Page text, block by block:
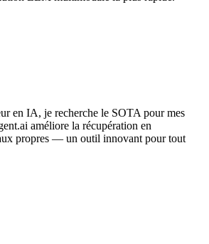
en IA, je recherche le SOTA pour mes
améliore la récupération en
propres — un outil innovant pour tout